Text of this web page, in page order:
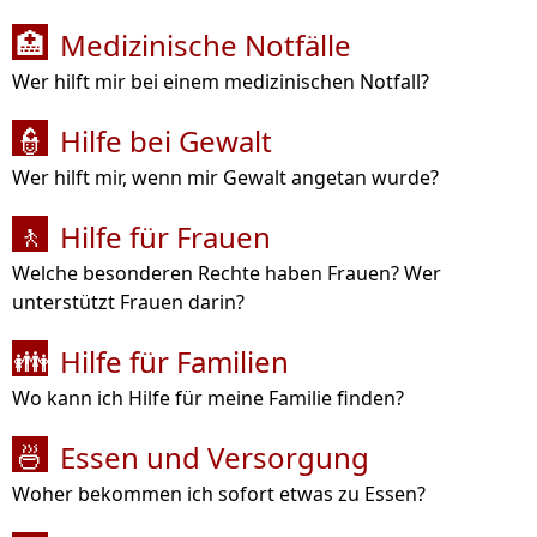
🏥 Medizinische Notfälle
Wer hilft mir bei einem medizinischen Notfall?
👮 Hilfe bei Gewalt
Wer hilft mir, wenn mir Gewalt angetan wurde?
🚶 Hilfe für Frauen
Welche besonderen Rechte haben Frauen? Wer
unterstützt Frauen darin?
👪 Hilfe für Familien
Wo kann ich Hilfe für meine Familie finden?
🍜 Essen und Versorgung
Woher bekommen ich sofort etwas zu Essen?